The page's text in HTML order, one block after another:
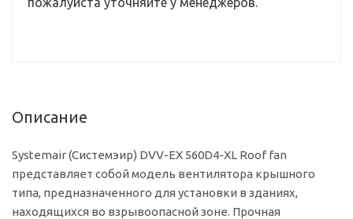
Описание
Systemair (Системэир) DVV-EX 560D4-XL Roof fan
представляет собой модель вентилятора крышного
типа, предназначенного для установки в зданиях,
находящихся во взрывоопасной зоне. Прочная